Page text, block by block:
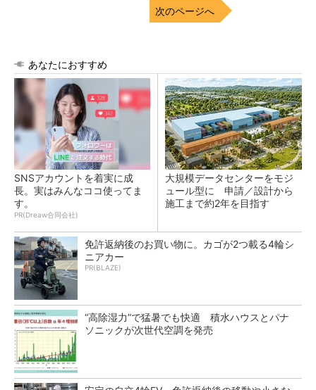
次のページへ
あなたにおすすめ
SNSアカウントを着実に成
長。実はみんなココ使ってま
す。
PR(Dreaw合同会社)
大規模データセンターをモジ
ュール型に 申請／設計から
施工まで約2年を目指す
免許返納後のお買い物に。カゴが2つ載る4輪シ
ニアカー
PR(BLAZE)
“高除湿力”で猛暑でも快適 積水ハウスとパナ
ソニックが次世代空調を発売